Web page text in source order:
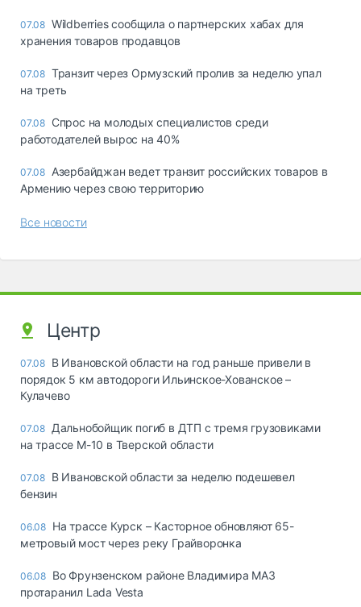
07.08 Wildberries сообщила о партнерских хабах для
хранения товаров продавцов
07.08 Транзит через Ормузский пролив за неделю упал
на треть
07.08 Спрос на молодых специалистов среди
работодателей вырос на 40%
07.08 Азербайджан ведет транзит российских товаров в
Армению через свою территорию
Все новости
Центр
07.08 В Ивановской области на год раньше привели в
порядок 5 км автодороги Ильинское-Хованское –
Кулачево
07.08 Дальнобойщик погиб в ДТП с тремя грузовиками
на трассе М-10 в Тверской области
07.08 В Ивановской области за неделю подешевел
бензин
06.08 На трассе Курск – Касторное обновляют 65-
метровый мост через реку Грайворонка
06.08 Во Фрунзенском районе Владимира МАЗ
протаранил Lada Vesta